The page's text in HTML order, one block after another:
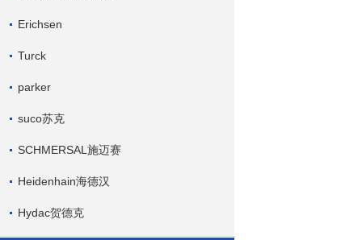
Erichsen
Turck
parker
suco苏克
SCHMERSAL施迈赛
Heidenhain海德汉
Hydac贺德克